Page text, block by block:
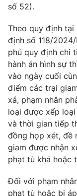
VTV9
Liên hệ tòa soạn
THỜI BÁO VTV
Theo dõi báo trên
Cơ quan chủ quản:
số 52).
Theo quy định tại
định số 118/
phủ quy định chi
hành án hình sự
vào ngày cuối
điểm các trại
xá, phạm nhân
loại được xếp
và thời gian tiếp
đồng họp xét, đề
giam được nhận
phạt tù khá hoặc
Đối với phạm
phạt tù hoặc bị